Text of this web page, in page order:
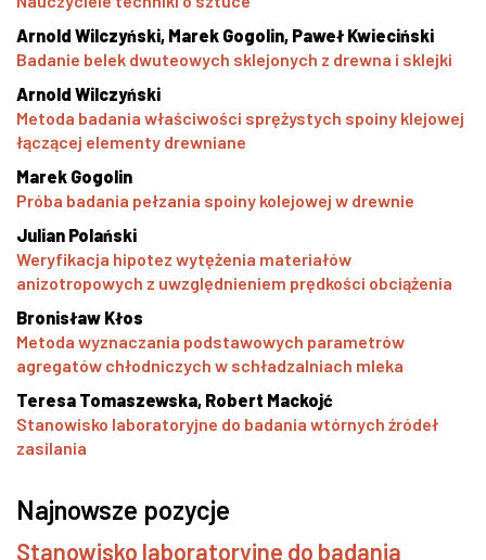
Arnold Wilczyński, Marek Gogolin, Paweł Kwieciński
Badanie belek dwuteowych sklejonych z drewna i sklejki
Arnold Wilczyński
Metoda badania właściwości sprężystych spoiny klejowej
łączącej elementy drewniane
Marek Gogolin
Próba badania pełzania spoiny kolejowej w drewnie
Julian Polański
Weryfikacja hipotez wytężenia materiałów
anizotropowych z uwzględnieniem prędkości obciążenia
Bronisław Kłos
Metoda wyznaczania podstawowych parametrów
agregatów chłodniczych w schładzalniach mleka
Teresa Tomaszewska, Robert Mackojć
Stanowisko laboratoryjne do badania wtórnych źródeł
zasilania
Najnowsze pozycje
Stanowisko laboratoryjne do badania